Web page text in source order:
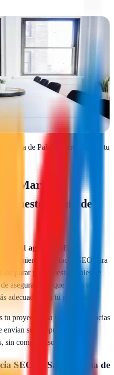
Maria de Palautordera con
que generan resultados medibles
Maria de Palautordera
Añade tu
Maria de
y guía de
1 agencias SEO
web local, SEO para
presupuestos reales de
asegurarte de que pagas un
adecuada para tu proyecto.
tu proyecto una vez y las agencias
envían sus propuestas
sin compromiso.
SEO en Santa Maria de